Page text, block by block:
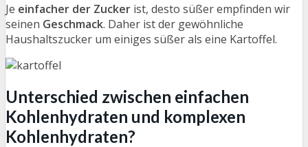
Je einfacher der Zucker ist, desto süßer empfinden wir
seinen Geschmack. Daher ist der gewöhnliche
Haushaltszucker um einiges süßer als eine Kartoffel.
Unterschied zwischen einfachen
Kohlenhydraten und komplexen
Kohlenhydraten?